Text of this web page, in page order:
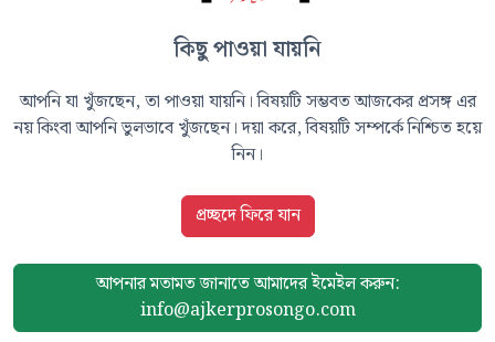
কিছু পাওয়া যায়নি
আপনি যা খুঁজছেন, তা পাওয়া যায়নি। বিষয়টি সম্ভবত আজকের প্রসঙ্গ এর
নয় কিংবা আপনি ভুলভাবে খুঁজছেন। দয়া করে, বিষয়টি সম্পর্কে নিশ্চিত হয়ে
নিন।
প্রচ্ছদে ফিরে যান
আপনার মতামত জানাতে আমাদেরইমেইল করুন:
info@ajkerprosongo.com